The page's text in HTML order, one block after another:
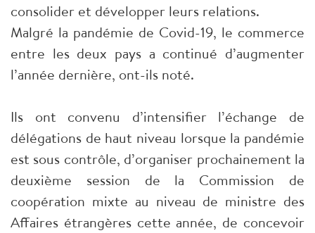
consolider et développer leurs relations.
Malgré la pandémie de Covid-19, le commerce
entre les deux pays a continué d’augmenter
l’année dernière, ont-ils noté.
Ils ont convenu d’intensifier l’échange de
délégations de haut niveau lorsque la pandémie
est sous contrôle, d’organiser prochainement la
deuxième session de la Commission de
coopération mixte au niveau de ministre des
Affaires étrangères cette année, de concevoir